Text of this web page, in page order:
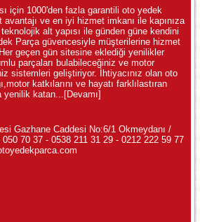
için 1000'den fazla garantili oto yedek
ve en iyi hizmet imkanı ile kapınıza
alt yapısı ile günden güne kendini
Parça güvencesiyle müşterilerine hizmet
geçen gün sitesine eklediği yenilikler
parçaları bulabileceğiniz ve motor
sistemleri geliştiriyor. İhtiyacınız olan oto
katkılarını ve hayatı farklılastıran
yenilik katan... [Devamı]
Gazhane Caddesi No:6/1 Okmeydanı /
050 70 37 - 0538 211 31 29 - 0212 222 59 77